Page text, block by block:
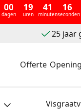
00
dagen
19
uren
41
minuten
16
seconden
25 jaar
Offerte